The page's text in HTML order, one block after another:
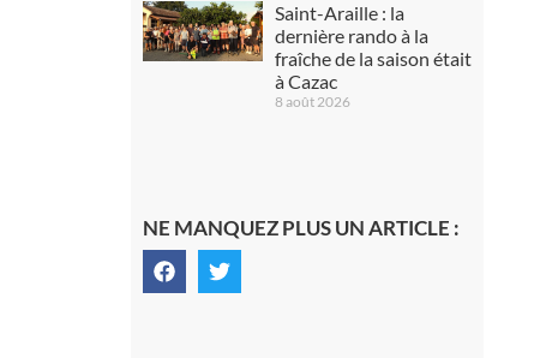
Saint-Araille : la
dernière rando à la
fraîche de la saison était
à Cazac
8 août 2026
NE MANQUEZ PLUS UN ARTICLE :